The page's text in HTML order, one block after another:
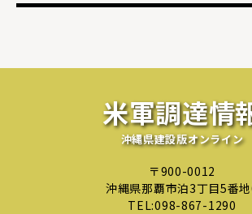
米軍調達情
沖縄県建設版オンライン
〒900-0012
沖縄県那覇市泊3丁目5番
TEL:098-867-1290